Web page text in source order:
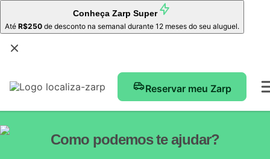
Conheça Zarp Super
Até R$250 de desconto na semanal durante 12 meses do seu aluguel.
Reservar meu Zarp
Como podemos te ajudar?